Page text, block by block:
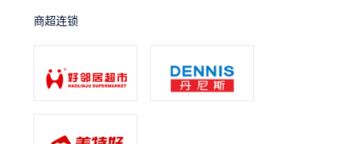
商超连锁